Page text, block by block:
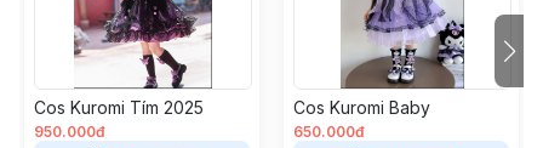
Cos Kuromi Tím 2025
950.000đ
Cos Kuromi Baby
650.000đ